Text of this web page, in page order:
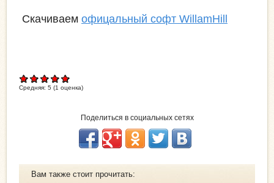
Скачиваем офицальный софт WillamHill
Средняя: 5 (1 оценка)
Поделиться в социальных сетях
Вам также стоит прочитать: